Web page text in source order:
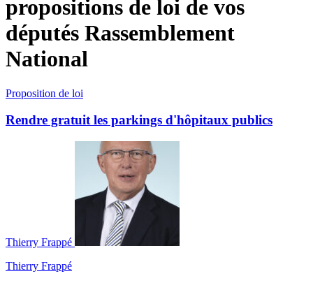
propositions de loi de vos
députés Rassemblement
National
Proposition de loi
Rendre gratuit les parkings d'hôpitaux publics
Thierry Frappé
Thierry Frappé